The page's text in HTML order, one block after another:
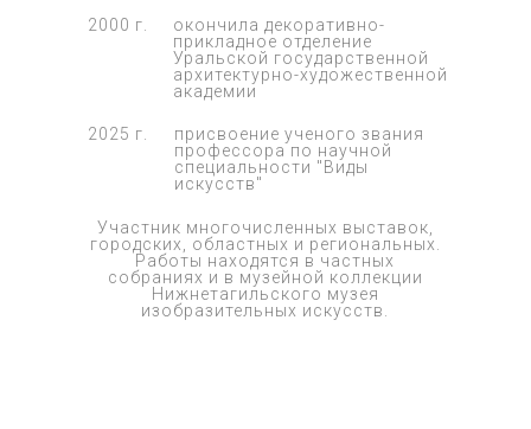
2000 г.
окончила декоративно-
прикладное отделение
Уральской государственной
архитектурно-художественной
академии
присвоение ученого звания
профессора по научной
специальности "Виды
искусств"
2025 г.
Участник многочисленных выставок,
городских, областных и региональных.
Работы находятся в частных
собраниях и в музейной коллекции
Нижнетагильского музея
изобразительных искусств.